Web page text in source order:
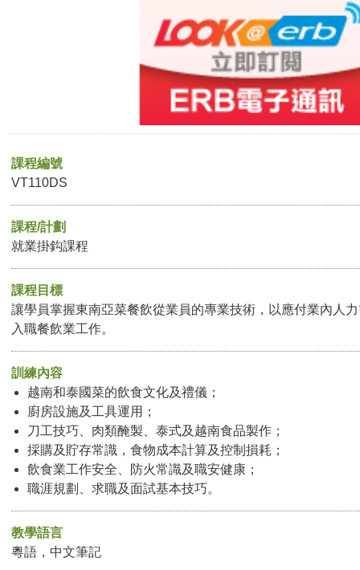
課程編號
VT110DS
課程/計劃
就業掛鈎課程
課程目標
讓學員掌握東南亞菜餐飲從業員的專業技術，以應付業內人
入職餐飲業工作。
訓練內容
越南和泰國菜的飲食文化及禮儀；
廚房設施及工具運用；
刀工技巧、肉類醃製、泰式及越南食品製作；
採購及貯存常識，食物成本計算及控制損耗；
飲食業工作安全、防火常識及職安健康；
職涯規劃、求職及面試基本技巧。
教學語言
粵語，中文筆記